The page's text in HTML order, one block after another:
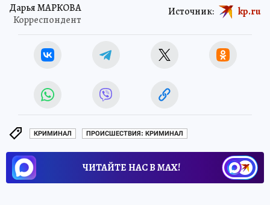
Дарья МАРКОВА
Корреспондент
Источник: kp.ru
КРИМИНАЛ ПРОИСШЕСТВИЯ: КРИМИНАЛ
ЧИТАЙТЕ НАС В МАХ!